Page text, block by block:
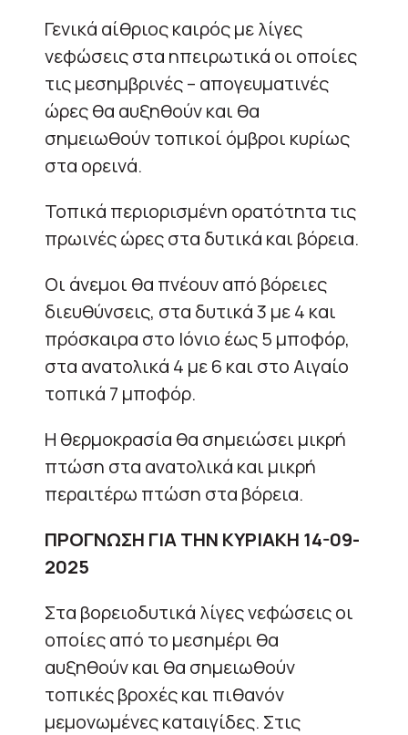
Γενικά αίθριος καιρός με λίγες
νεφώσεις στα ηπειρωτικά οι οποίες
τις μεσημβρινές – απογευματινές
ώρες θα αυξηθούν και θα
σημειωθούν τοπικοί όμβροι κυρίως
στα ορεινά.
Τοπικά περιορισμένη ορατότητα τις
πρωινές ώρες στα δυτικά και βόρεια.
Οι άνεμοι θα πνέουν από βόρειες
διευθύνσεις, στα δυτικά 3 με 4 και
πρόσκαιρα στο Ιόνιο έως 5 μποφόρ,
στα ανατολικά 4 με 6 και στο Αιγαίο
τοπικά 7 μποφόρ.
Η θερμοκρασία θα σημειώσει μικρή
πτώση στα ανατολικά και μικρή
περαιτέρω πτώση στα βόρεια.
ΠΡΟΓΝΩΣΗ ΓΙΑ ΤΗΝ ΚΥΡΙΑΚΗ 14-09-
2025
Στα βορειοδυτικά λίγες νεφώσεις οι
οποίες από το μεσημέρι θα
αυξηθούν και θα σημειωθούν
τοπικές βροχές και πιθανόν
μεμονωμένες καταιγίδες. Στις